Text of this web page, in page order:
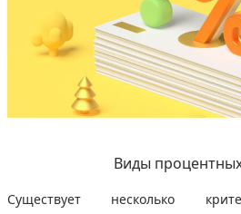
Виды
Существует несколько